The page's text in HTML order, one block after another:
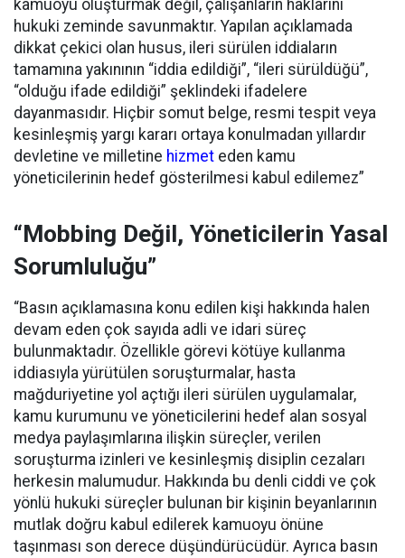
kamuoyu oluşturmak değil, çalışanların haklarını
hukuki zeminde savunmaktır. Yapılan açıklamada
dikkat çekici olan husus, ileri sürülen iddiaların
tamamına yakınının “iddia edildiği”, “ileri sürüldüğü”,
“olduğu ifade edildiği” şeklindeki ifadelere
dayanmasıdır. Hiçbir somut belge, resmi tespit veya
kesinleşmiş yargı kararı ortaya konulmadan yıllardır
devletine ve milletine hizmet eden kamu
yöneticilerinin hedef gösterilmesi kabul edilemez”
“Mobbing Değil, Yöneticilerin Yasal
Sorumluluğu”
“Basın açıklamasına konu edilen kişi hakkında halen
devam eden çok sayıda adli ve idari süreç
bulunmaktadır. Özellikle görevi kötüye kullanma
iddiasıyla yürütülen soruşturmalar, hasta
mağduriyetine yol açtığı ileri sürülen uygulamalar,
kamu kurumunu ve yöneticilerini hedef alan sosyal
medya paylaşımlarına ilişkin süreçler, verilen
soruşturma izinleri ve kesinleşmiş disiplin cezaları
herkesin malumudur. Hakkında bu denli ciddi ve çok
yönlü hukuki süreçler bulunan bir kişinin beyanlarının
mutlak doğru kabul edilerek kamuoyu önüne
taşınması son derece düşündürücüdür. Ayrıca basın